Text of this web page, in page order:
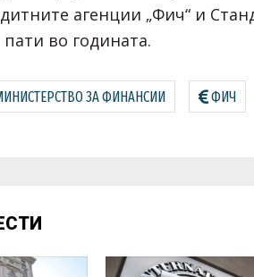
агенции „Фич“ и
пати во годината.
ЗА ФИНАНСИИ ФИЧ